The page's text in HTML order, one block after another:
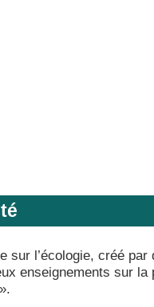
sur l’écologie, créé
enseignements sur